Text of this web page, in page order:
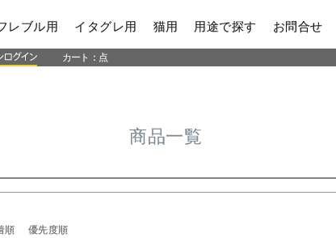
レブル用 イタグレ用 猫用 用途で探す お問合せ
カート： 点
商品一覧
検索
順 優先度順